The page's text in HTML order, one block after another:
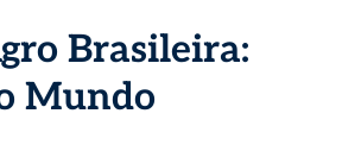
Brasileira:
Mundo